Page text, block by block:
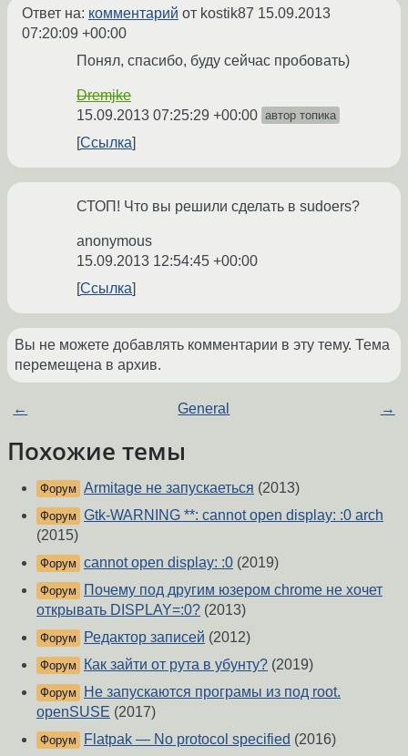
Ответ на: комментарий от kostik87 15.09.2013
07:20:09 +00:00
Понял, спасибо, буду сейчас пробовать)
Dremjke
15.09.2013 07:25:29 +00:00 автор топика
Ссылка
СТОП! Что вы решили сделать в sudoers?
anonymous
15.09.2013 12:54:45 +00:00
Ссылка
Вы не можете добавлять комментарии в эту тему. Тема
перемещена в архив.
← General →
Похожие темы
Форум Armitage не запускаеться (2013)
Форум Gtk-WARNING **: cannot open display: :0 arch
(2015)
Форум cannot open display: :0 (2019)
Форум
Почему под другим юзером chrome не хочет
открывать DISPLAY=:0? (2013)
Форум Редактор записей (2012)
Форум Как зайти от рута в убунту? (2019)
Форум
Не запускаются програмы из под root.
openSUSE (2017)
Форум Flatpak — No protocol specified (2016)